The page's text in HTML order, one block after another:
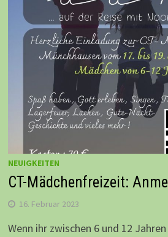
NEUIGKEITEN
CT-Mädchenfreizeit:
16. Februar 2023
Wenn ihr zwischen 6 und 12